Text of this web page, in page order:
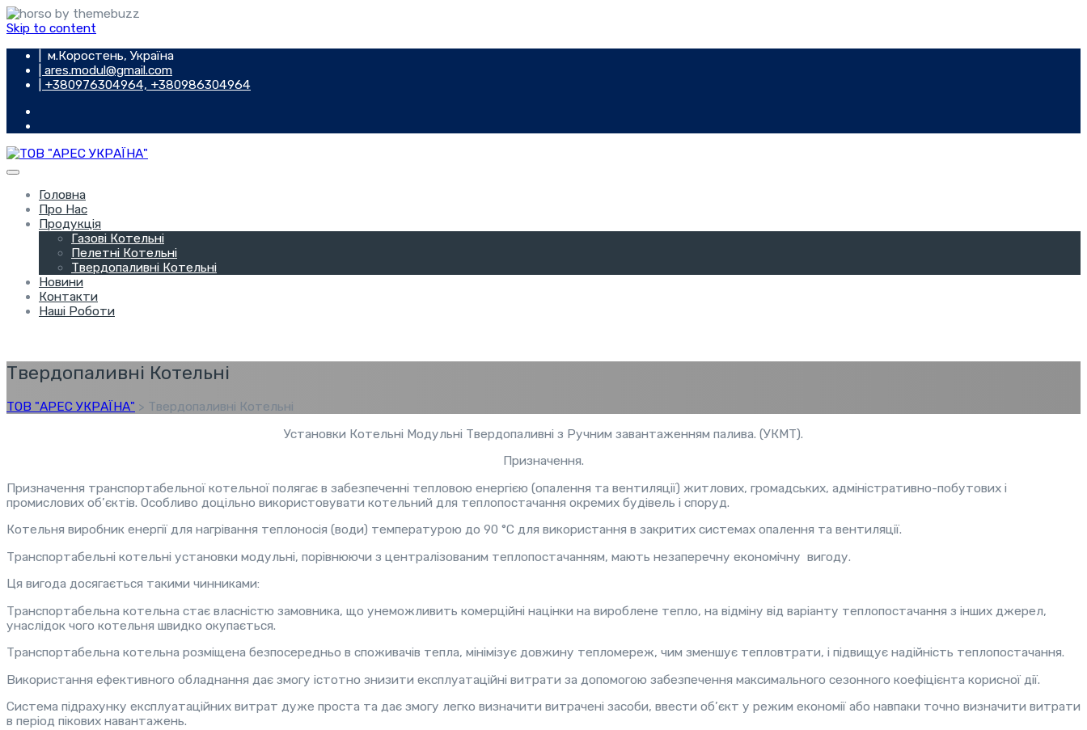
Skip to content
| м.Коростень, Україна
| ares.modul@gmail.com
| +380976304964, +380986304964
Головна
Про Нас
Продукція
Газові Котельні
Пелетні Котельні
Твердопаливні Котельні
Новини
Контакти
Наші Роботи
Твердопаливні Котельні
ТОВ "АРЕС УКРАЇНА" > Твердопаливні Котельні
Установки Котельні Модульні Твердопаливні з Ручним завантаженням палива. (УКМТ).
Призначення.
Призначення транспортабельної котельної полягає в забезпеченні тепловою енергією (опалення та вентиляції) житлових, громадських, адміністративно-побутових і
промислових об’єктів. Особливо доцільно використовувати котельний для теплопостачання окремих будівель і споруд.
Котельня виробник енергії для нагрівання теплоносія (води) температурою до 90 °C для використання в закритих системах опалення та вентиляції.
Транспортабельні котельні установки модульні, порівнюючи з централізованим теплопостачанням, мають незаперечну економічну вигоду.
Ця вигода досягається такими чинниками:
Транспортабельна котельна стає власністю замовника, що унеможливить комерційні націнки на вироблене тепло, на відміну від варіанту теплопостачання з інших джерел,
унаслідок чого котельня швидко окупається.
Транспортабельна котельна розміщена безпосередньо в споживачів тепла, мінімізує довжину тепломереж, чим зменшує тепловтрати, і підвищує надійність теплопостачання.
Використання ефективного обладнання дає змогу істотно знизити експлуатаційні витрати за допомогою забезпечення максимального сезонного коефіцієнта корисної дії.
Система підрахунку експлуатаційних витрат дуже проста та дає змогу легко визначити витрачені засоби, ввести об’єкт у режим економії або навпаки точно визначити витрати
в період пікових навантажень.